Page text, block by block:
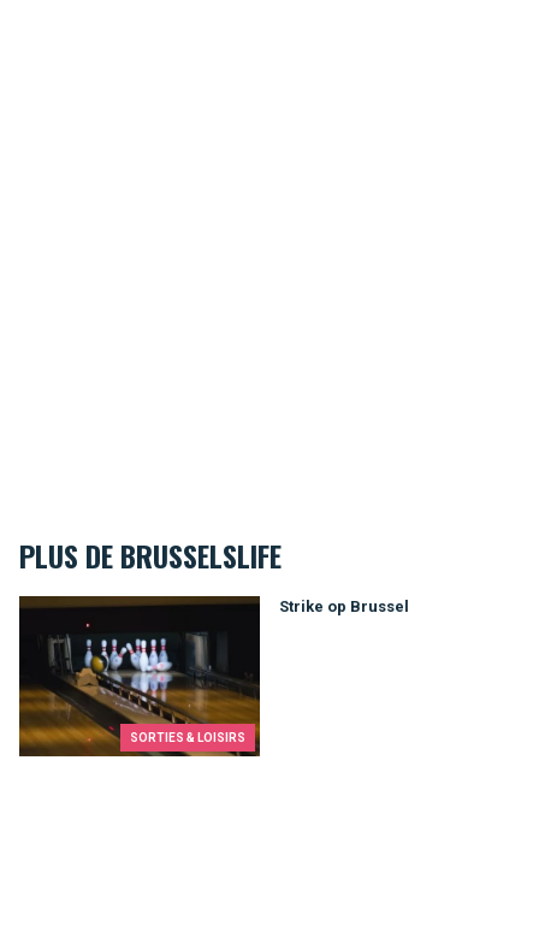
PLUS DE BRUSSELSLIFE
SORTIES & LOISIRS
Strike op Brussel
Strike op Brussel